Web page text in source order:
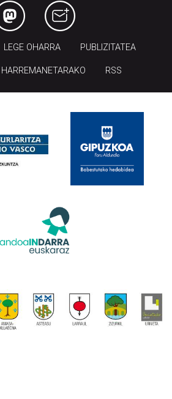
LEGE OHARRA PUBLIZITATEA
HARREMANETARAKO RSS